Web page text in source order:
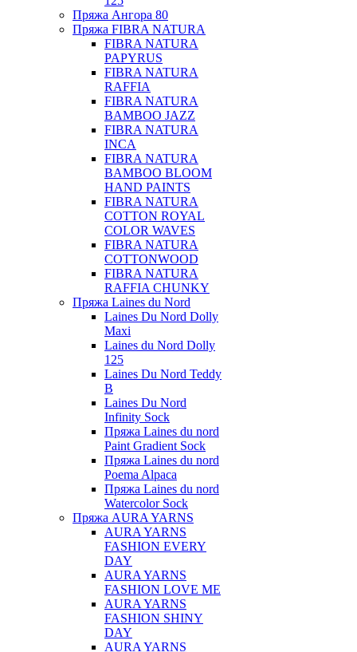
Пряжа Ангора 80
Пряжа FIBRA NATURA
FIBRA NATURA
PAPYRUS
FIBRA NATURA
RAFFIA
FIBRA NATURA
BAMBOO JAZZ
FIBRA NATURA
INCA
FIBRA NATURA
BAMBOO BLOOM
HAND PAINTS
FIBRA NATURA
COTTON ROYAL
COLOR WAVES
FIBRA NATURA
COTTONWOOD
FIBRA NATURA
RAFFIA CHUNKY
Пряжа Laines du Nord
Laines Du Nord Dolly
Maxi
Laines du Nord Dolly
125
Laines Du Nord Teddy
B
Laines Du Nord
Infinity Sock
Пряжа Laines du nord
Paint Gradient Sock
Пряжа Laines du nord
Poema Alpaca
Пряжа Laines du nord
Watercolor Sock
Пряжа AURA YARNS
AURA YARNS
FASHION EVERY
DAY
AURA YARNS
FASHION LOVE ME
AURA YARNS
FASHION SHINY
DAY
AURA YARNS